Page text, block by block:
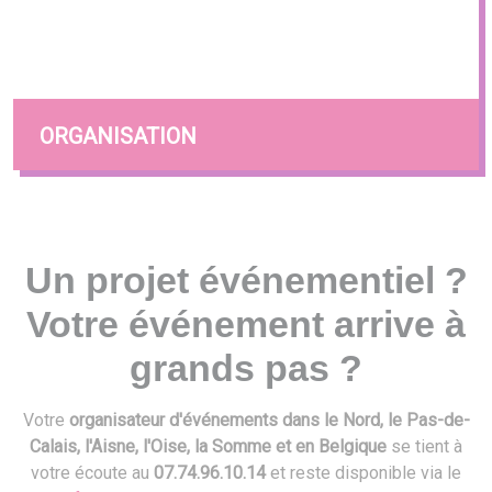
ORGANISATION
Un projet événementiel ?
Votre événement arrive à
grands pas ?
Votre organisateur d'événements dans le Nord, le Pas-de-
Calais, l'Aisne, l'Oise, la Somme et en Belgique se tient à
votre écoute au 07.74.96.10.14et reste disponible via le